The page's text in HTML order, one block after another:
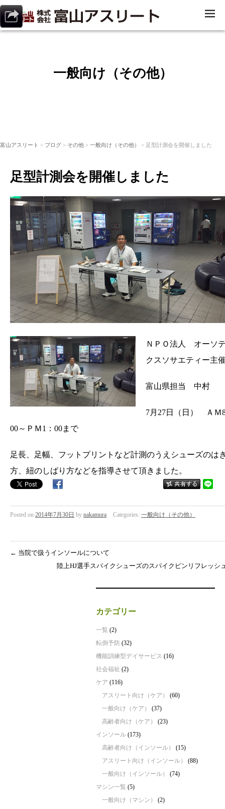
NU
一般向け（その他）
富山アスリート > ブログ > その他 > 一般向け（その他） > 足型計測会を開催しました
足型計測会を開催しました
ＮＰＯ法人 オーソ
クスソサエティー主
富山県担当 中村
7月27日（日） ＡＭ
00～ＰＭ1：00まで
足長、足幅、フットプリントなど計測のうえシューズのは
方、紐のしばり方などを指導させて頂きました。
Posted on 2014年7月30日 by nakamura Categories: 一般向け（その他）
← 当院で扱うインソールについて
陸上HJ選手スパイクシューズのスパイクピンリフレッシ
カテゴリー
一覧 (2)
転倒予防 (32)
機能訓練型デイサービス (16)
社会福祉 (2)
ケア (116)
アスリート向け（ケア）
(60)
一般向け（ケア）
(37)
高齢者向け（ケア）
(23)
インソール (173)
高齢者向け（インソール）
(15)
アスリート向け（インソール）
(88)
一般向け（インソール）
(74)
マシン一覧 (5)
一般向け（マシン）
(2)